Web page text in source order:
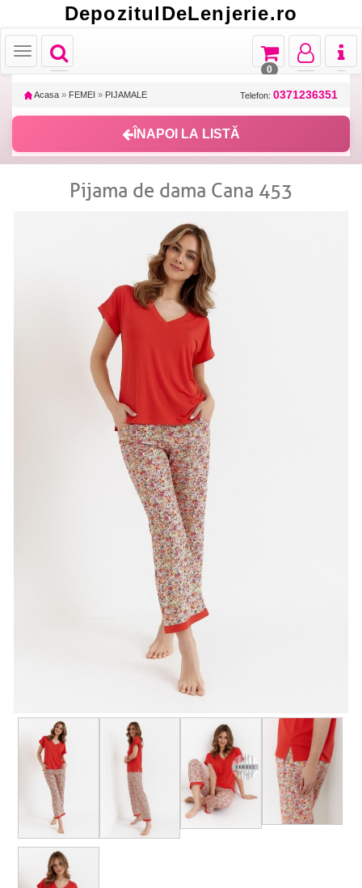
DepozitulDeLenjerie.ro
Toggle
navigation
Toggle
Toggle
navigation
Toggle
navigation
Toggle
navigation
0
Acasa » FEMEI » PIJAMALE Telefon: 0371236351
ÎNAPOI LA LISTĂ
Pijama de dama Cana 453